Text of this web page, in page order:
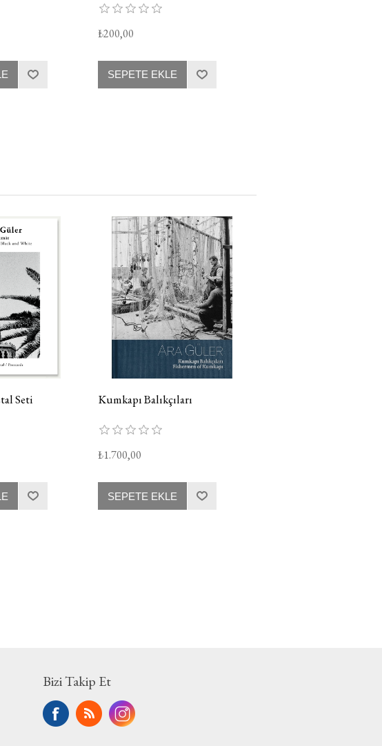
₺200,00
SEPETE EKLE
Seti Kumkapı Balıkçıları
₺1.700,00
SEPETE EKLE
Bizi Takip Et